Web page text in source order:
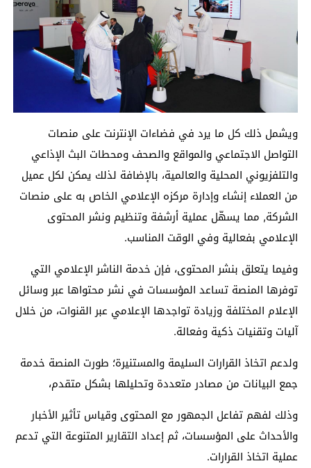
ويشمل ذلك كل ما يرد في فضاءات الإنترنت على منصات
التواصل الاجتماعي والمواقع والصحف ومحطات البث الإذاعي
والتلفزيوني المحلية والعالمية، بالإضافة لذلك يمكن لكل عميل
من العملاء إنشاء وإدارة مركزه الإعلامي الخاص به على منصات
الشركة, مما يسهل عملية أرشفة وتنظيم ونشر المحتوى
الإعلامي بفعالية وفي الوقت المناسب.
وفيما يتعلق بنشر المحتوى، فإن خدمة الناشر الإعلامي التي
توفرها المنصة تساعد المؤسسات في نشر محتواها عبر وسائل
الإعلام المختلفة وزيادة تواجدها الإعلامي عبر القنوات، من خلال
آليات وتقنيات ذكية وفعالة.
ولدعم اتخاذ القرارات السليمة والمستنيرة؛ طورت المنصة خدمة
جمع البيانات من مصادر متعددة وتحليلها بشكل متقدم،
وذلك لفهم تفاعل الجمهور مع المحتوى وقياس تأثير الأخبار
والأحداث على المؤسسات، ثم إعداد التقارير المتنوعة التي تدعم
عملية اتخاذ القرارات.